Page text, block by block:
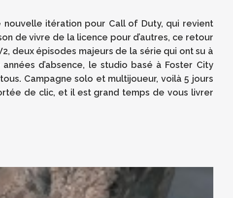
nouvelle itération pour Call of Duty, qui revient
de vivre de la licence pour d’autres, ce retour
deux épisodes majeurs de la série qui ont su à
d’absence, le studio basé à Foster City
Campagne solo et multijoueur, voilà 5 jours
de clic, et il est grand temps de vous livrer